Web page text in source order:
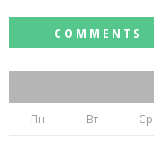
Пн Вт Ср